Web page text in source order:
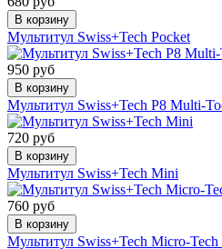
В корзину
Мультитул Swiss+Tech Pocket
950 руб
В корзину
Мультитул Swiss+Tech P8 Multi-
720 руб
В корзину
Мультитул Swiss+Tech Mini
760 руб
В корзину
Мультитул Swiss+Tech Micro-Tech